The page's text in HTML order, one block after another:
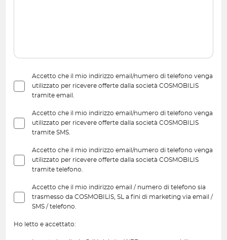
Accetto che il mio indirizzo email/numero di telefono venga
utilizzato per ricevere offerte dalla società COSMOBILIS
tramite email.
Accetto che il mio indirizzo email/numero di telefono venga
utilizzato per ricevere offerte dalla società COSMOBILIS
tramite SMS.
Accetto che il mio indirizzo email/numero di telefono venga
utilizzato per ricevere offerte dalla società COSMOBILIS
tramite telefono.
Accetto che il mio indirizzo email / numero di telefono sia
trasmesso da COSMOBILIS, SL a fini di marketing via email /
SMS / telefono.
Ho letto e accettato: